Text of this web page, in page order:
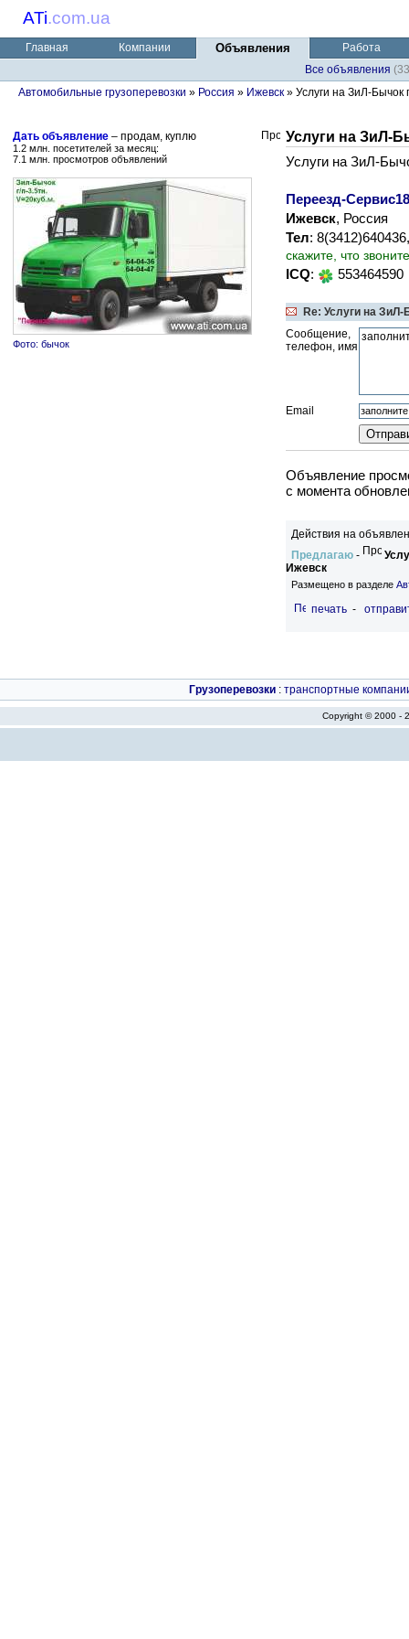
ATi.com.ua
Главная Компании Объявления
Работа
Все объявления
Автомобильные грузоперевозки » Россия » Ижевск » Услуги на ЗиЛ-Бычок
Дать объявление – продам, куплю
1.2 млн. посетителей за месяц:
7.1 млн. просмотров объявлений
Фото: бычок
Услуги на ЗиЛ-
Услуги на ЗиЛ-
Переезд-Сервис18
Ижевск, Россия
Тел:
скажите, что
ICQ: 553464590
Re: Услуги на ЗиЛ-
Сообщение,
телефон, имя
Email
Объявление
c момента
Действия на
Предлагаю -
Ижевск
Размещено в разделе
печать -
Грузоперевозки : транспортные
Copyright © 2000 -